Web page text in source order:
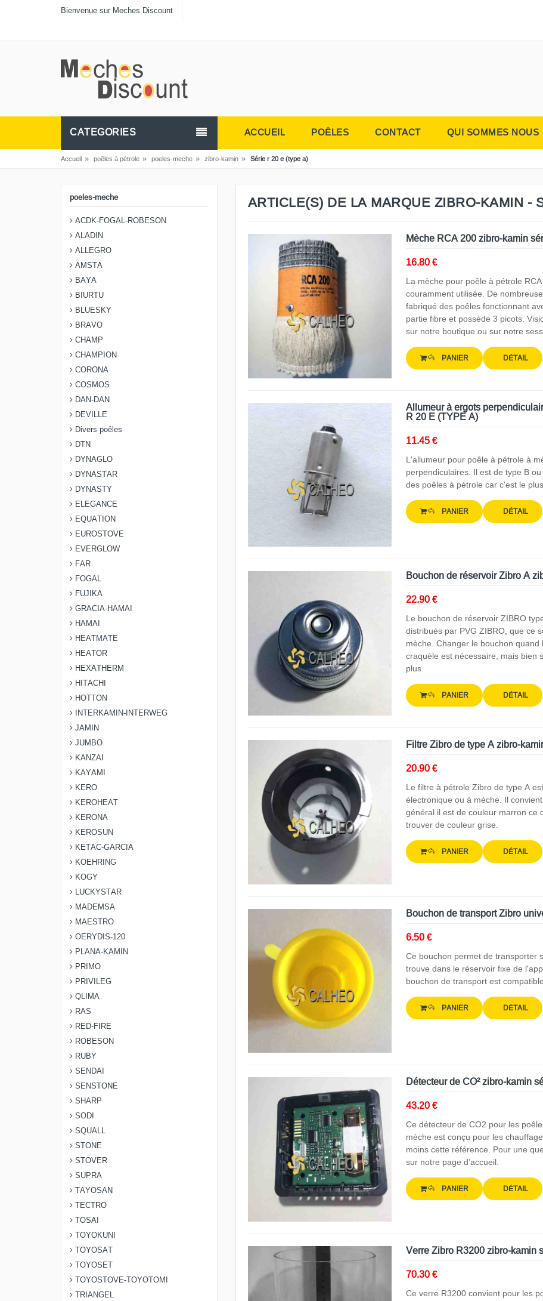
Bienvenue sur Meches Discount
CATEGORIES ACCUEIL POÊLES CONTACT QUI SOMMES NOUS
Accueil » poêles à pétrole » poeles-meche » zibro-kamin » Série r 20 e (type a)
ARTICLE(S) DE LA MARQUE ZIBRO-KAMIN -
Mèche RCA 200 zibro-kamin
16.80 €
La mèche pour poêle à pétrole
couramment utilisée. De
fabriqué des poêles fonctionnant
partie fibre et possède 3 picots.
sur notre boutique ou sur notre
PANIER DÉTAIL
Allumeur à ergots
R 20 E (TYPE A)
11.45 €
L'allumeur pour poêle à pétrole à
perpendiculaires. Il est de type B
des poêles à pétrole car c'est le
PANIER DÉTAIL
Bouchon de réservoir Zibro A
22.90 €
Le bouchon de réservoir ZIBRO
distribués par PVG ZIBRO, que ce
mèche. Changer le bouchon
craquèle est nécessaire, mais bien
plus.
PANIER DÉTAIL
Filtre Zibro de type A zibro-
20.90 €
Le filtre à pétrole Zibro de type A
électronique ou à mèche. Il
général il est de couleur marron ce
trouver de couleur grise.
PANIER DÉTAIL
Bouchon de transport Zibro
6.50 €
Ce bouchon permet de transporter
trouve dans le réservoir fixe de
bouchon de transport est
PANIER DÉTAIL
Détecteur de CO² zibro-kamin
43.20 €
Ce détecteur de CO2 pour les
mèche est conçu pour les
moins cette référence. Pour une
sur notre page d’accueil.
PANIER DÉTAIL
Verre Zibro R3200 zibro-kamin
70.30 €
Ce verre R3200 convient pour les
poeles-meche
ACDK-FOGAL-ROBESON
ALADIN
ALLEGRO
AMSTA
BAYA
BIURTU
BLUESKY
BRAVO
CHAMP
CHAMPION
CORONA
COSMOS
DAN-DAN
DEVILLE
Divers poêles
DTN
DYNAGLO
DYNASTAR
DYNASTY
ELEGANCE
EQUATION
EUROSTOVE
EVERGLOW
FAR
FOGAL
FUJIKA
GRACIA-HAMAI
HAMAI
HEATMATE
HEATOR
HEXATHERM
HITACHI
HOTTON
INTERKAMIN-INTERWEG
JAMIN
JUMBO
KANZAI
KAYAMI
KERO
KEROHEAT
KERONA
KEROSUN
KETAC-GARCIA
KOEHRING
KOGY
LUCKYSTAR
MADEMSA
MAESTRO
OERYDIS-120
PLANA-KAMIN
PRIMO
PRIVILEG
QLIMA
RAS
RED-FIRE
ROBESON
RUBY
SENDAI
SENSTONE
SHARP
SODI
SQUALL
STONE
STOVER
SUPRA
TAYOSAN
TECTRO
TOSAI
TOYOKUNI
TOYOSAT
TOYOSET
TOYOSTOVE-TOYOTOMI
TRIANGEL